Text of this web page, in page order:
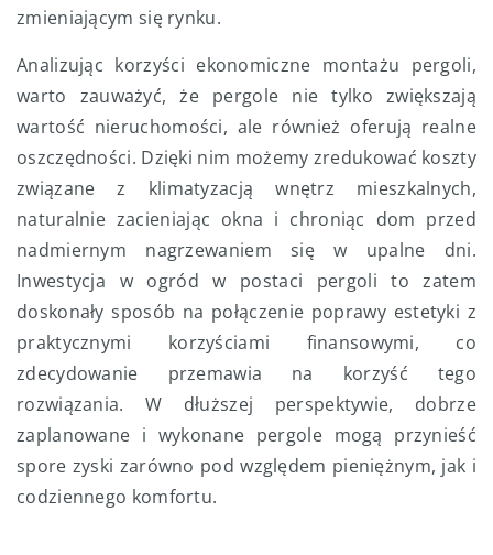
zmieniającym się rynku.
Analizując korzyści ekonomiczne montażu pergoli,
warto zauważyć, że pergole nie tylko zwiększają
wartość nieruchomości, ale również oferują realne
oszczędności. Dzięki nim możemy zredukować koszty
związane z klimatyzacją wnętrz mieszkalnych,
naturalnie zacieniając okna i chroniąc dom przed
nadmiernym nagrzewaniem się w upalne dni.
Inwestycja w ogród w postaci pergoli to zatem
doskonały sposób na połączenie poprawy estetyki z
praktycznymi korzyściami finansowymi, co
zdecydowanie przemawia na korzyść tego
rozwiązania. W dłuższej perspektywie, dobrze
zaplanowane i wykonane pergole mogą przynieść
spore zyski zarówno pod względem pieniężnym, jak i
codziennego komfortu.